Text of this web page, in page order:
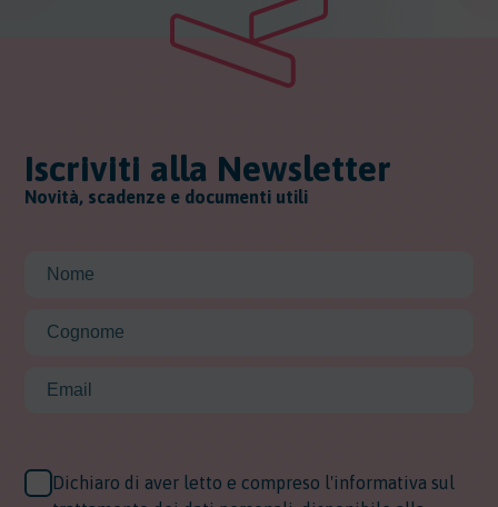
Iscriviti alla Newsletter
Novità, scadenze e documenti utili
Dichiaro di aver letto e compreso l'informativa sul